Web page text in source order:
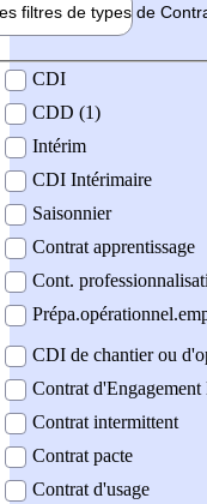
filtres de types de
contrat
CDI
CDD (1)
Intérim
CDI Intérimaire
Saisonnier
Contrat apprentissage
Cont.
CDI de chantier ou
Contrat
Contrat intermittent
Contrat pacte
Contrat d'usage